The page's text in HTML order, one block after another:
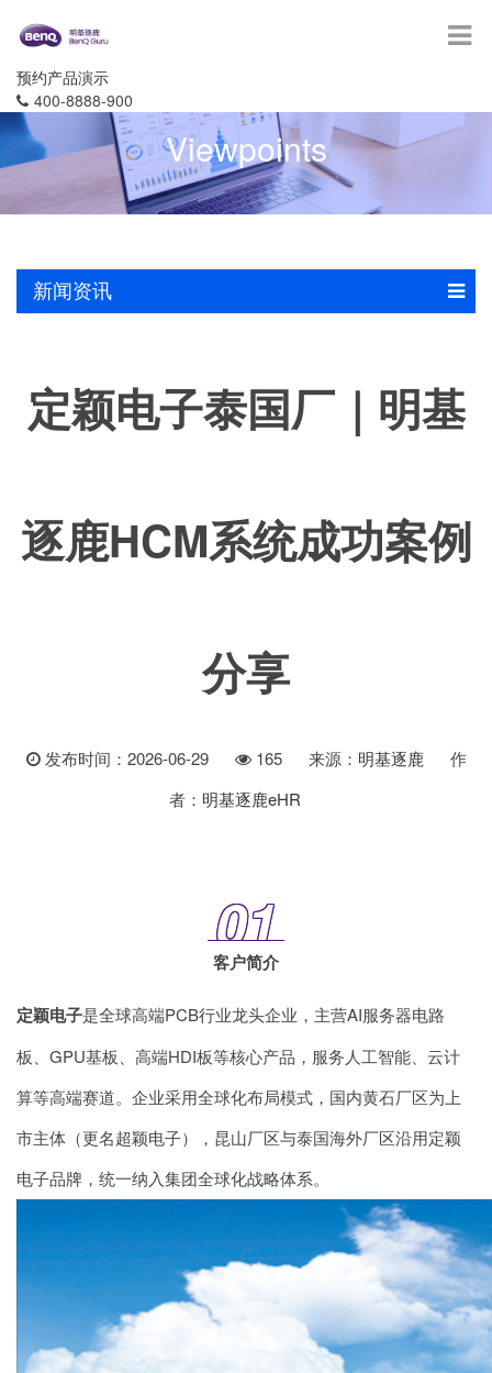
预约产品演示
400-8888-900
Viewpoints
新闻资讯
定颖电子泰国厂｜明基
逐鹿HCM系统成功案例
分享
发布时间：2026-06-29 165 来源： 明基逐鹿
作
者： 明基逐鹿eHR
01
客户简介
定颖电子是全球高端PCB行业龙头企业，主营AI服务器电路
板、 GPU基板、高端HDI板等核心产品，服务人工智能、云计
算等高端赛道。企业采用全球化布局模式，国内黄石厂区为上
市主体（更名超颖电子），昆山厂区与泰国海外厂区沿用定颖
电子品牌，统一纳入集团全球化战略体系。